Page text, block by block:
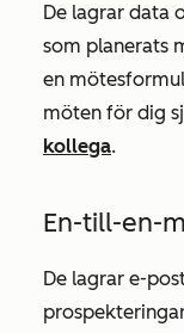
De lagrar data
som planerats
en
möten för dig
kollega.
En-till-en-
De lagrar e-